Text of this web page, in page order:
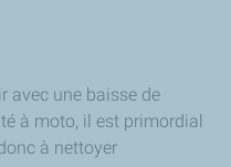
avec une baisse de
à moto, il est primordial
à nettoyer